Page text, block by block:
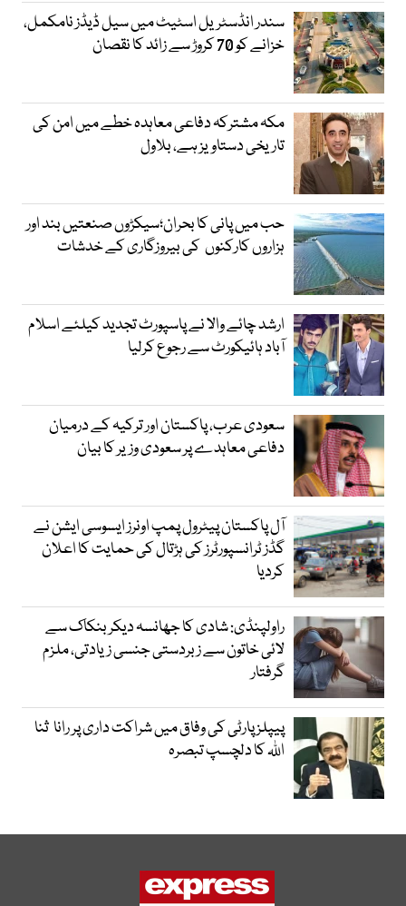
سندر انڈسٹریل اسٹیٹ میں سیل ڈیڈز نامکمل،
خزانے کو 70 کروڑ سے زائد کا نقصان
مکہ مشترکہ دفاعی معاہدہ خطے میں امن کی
تاریخی دستاویز ہے، بلاول
حب میں پانی کا بحران؛سیکڑوں صنعتیں بند اور
ہزاروں کارکنوں کی بیروزگاری کے خدشات
ارشد چائے والا نے پاسپورٹ تجدید کیلئے اسلام
آباد ہائیکورٹ سے رجوع کرلیا
سعودی عرب، پاکستان اور ترکیہ کے درمیان
دفاعی معاہدے پر سعودی وزیر کا بیان
آل پاکستان پیٹرول پمپ اونرز ایسوسی ایشن نے
گڈز ٹرانسپورٹرز کی ہڑتال کی حمایت کا اعلان
کردیا
راولپنڈی: شادی کا جھانسہ دیکر بنکاک سے
لائی خاتون سے زبردستی جنسی زیادتی، ملزم
گرفتار
پیپلز پارٹی کی وفاق میں شراکت داری پر رانا ثنا
اللہ کا دلچسپ تبصرہ